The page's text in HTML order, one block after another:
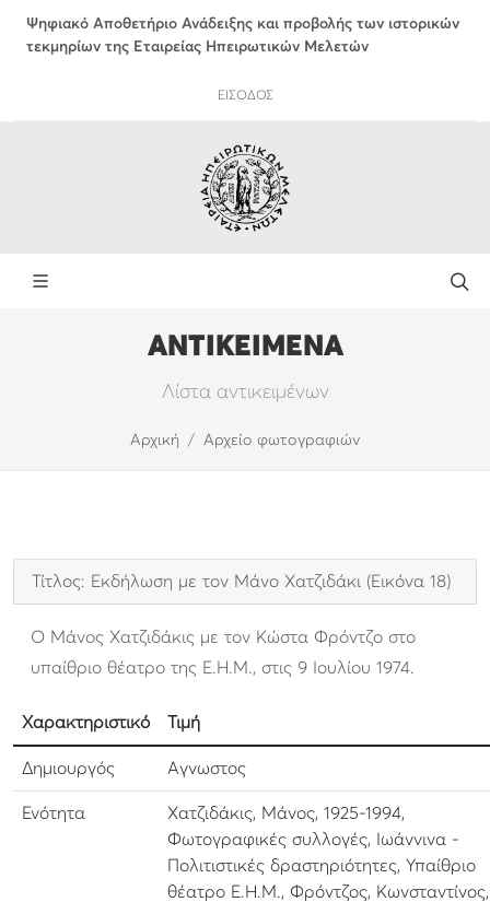
Ψηφιακό Αποθετήριο Ανάδειξης και προβολής των ιστορικών
τεκμηρίων της Εταιρείας Ηπειρωτικών Μελετών
ΕΙΣΟΔΟΣ
ΑΝΤΙΚΕΙΜΕΝΑ
Λίστα αντικειμένων
Αρχική Αρχείο φωτογραφιών
Τίτλος: Εκδήλωση με τον Μάνο Χατζιδάκι (Εικόνα 18)
Ο Μάνος Χατζιδάκις με τον Κώστα Φρόντζο στο
υπαίθριο θέατρο της Ε.Η.Μ., στις 9 Ιουλίου 1974.
Χαρακτηριστικό Τιμή
Δημιουργός Αγνωστος
Ενότητα
Χατζιδάκις, Μάνος, 1925-1994,
Φωτογραφικές συλλογές, Ιωάννινα -
Πολιτιστικές δραστηριότητες, Υπαίθριο
θέατρο Ε.Η.Μ., Φρόντζος, Κωνσταντίνος,